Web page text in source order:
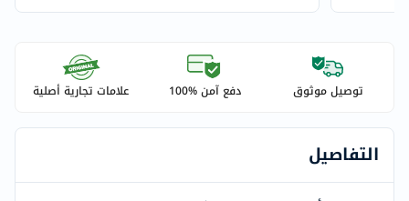
توصيل موثوق دفع آمن %100 علامات تجارية أصلية
التفاصيل